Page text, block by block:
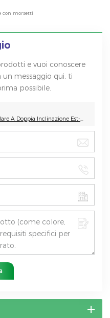
con morsetti
e vuoi conoscere
messaggio qui, ti
possibile.
Sistema Di Montaggio Per Ballast Solare A Doppia Inclinazione Est-Ovest Per Tetti Piani